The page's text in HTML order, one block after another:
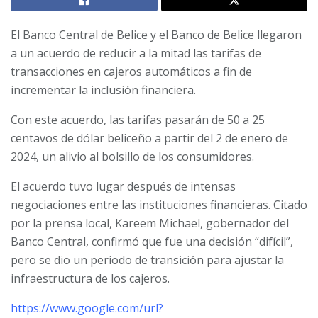
El Banco Central de Belice y el Banco de Belice llegaron
a un acuerdo de reducir a la mitad las tarifas de
transacciones en cajeros automáticos a fin de
incrementar la inclusión financiera.
Con este acuerdo, las tarifas pasarán de 50 a 25
centavos de dólar beliceño a partir del 2 de enero de
2024, un alivio al bolsillo de los consumidores.
El acuerdo tuvo lugar después de intensas
negociaciones entre las instituciones financieras. Citado
por la prensa local, Kareem Michael, gobernador del
Banco Central, confirmó que fue una decisión “difícil”,
pero se dio un período de transición para ajustar la
infraestructura de los cajeros.
https://www.google.com/url?